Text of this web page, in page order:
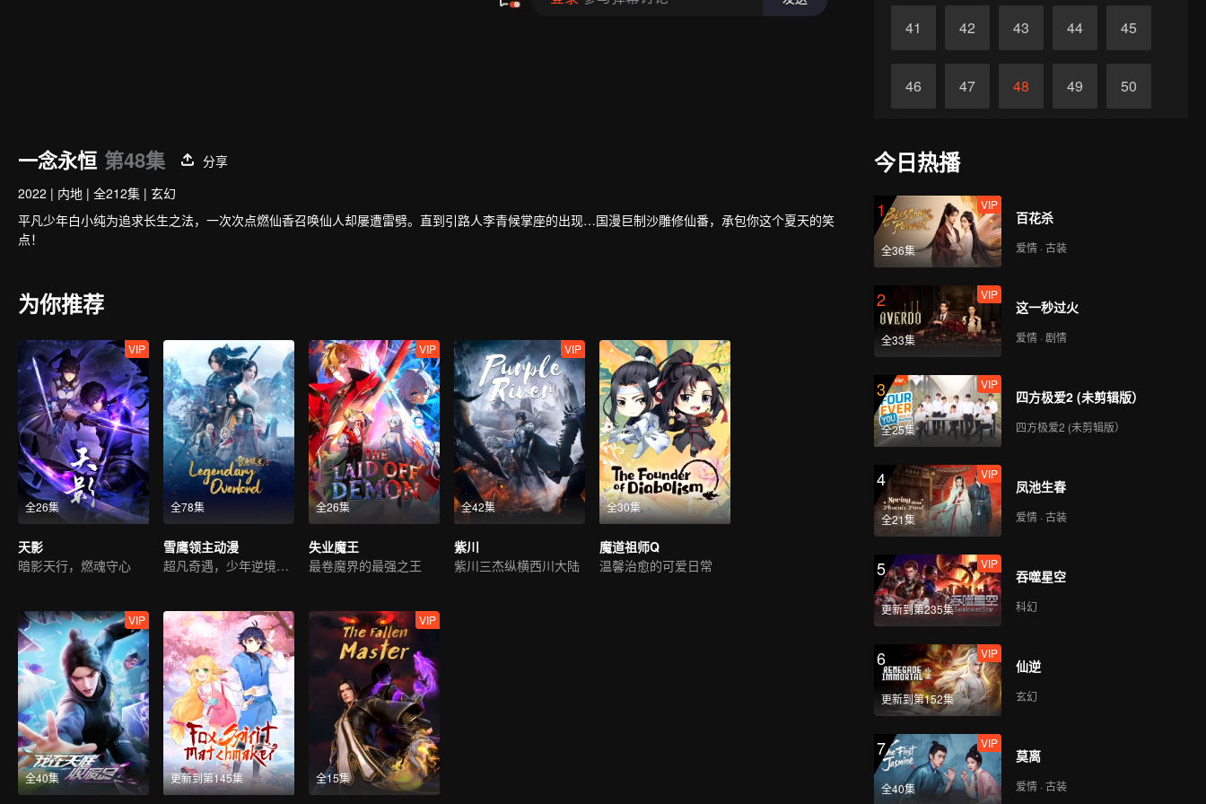
41 42 43 44 45
46 47 48 49 50
56 57
一念永恒 第48集
分享
2022 | 内地 | 全212集 | 玄幻
平凡少年白小纯为追求长生之法，一次次点燃仙香召唤仙人却屡遭雷劈。直到引路人李青候掌座的出现…国漫巨制沙雕修仙番，承包你这个夏天的笑
点！
为你推荐
全26集
VIP
天影
暗影天行，燃魂守心
全78集
雪鹰领主动漫
超凡奇遇，少年逆境重生
全26集
VIP
失业魔王
最卷魔界的最强之王
全42集
VIP
紫川
紫川三杰纵横西川大陆
全30集
魔道祖师Q
温馨治愈的可爱日常
全40集
VIP
更新到第145集 全15集
VIP
今日热播
1
全36集
VIP
百花杀
爱情 · 古装
2
全33集
VIP
这一秒过火
爱情 · 剧情
3
全25集
VIP
四方极爱2 (未剪辑版）
四方极爱2 (未剪辑版）
4
全21集
VIP
凤池生春
爱情 · 古装
5
更新到第235集
VIP
吞噬星空
科幻
6
更新到第152集
VIP
仙逆
玄幻
7
全40集
VIP
莫离
爱情 · 古装